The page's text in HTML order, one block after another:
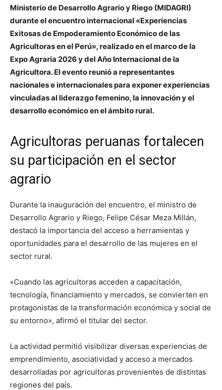
Ministerio de Desarrollo Agrario y Riego (MIDAGRI)
durante el encuentro internacional «Experiencias
Exitosas de Empoderamiento Económico de las
Agricultoras en el Perú», realizado en el marco de la
Expo Agraria 2026 y del Año Internacional de la
Agricultora. El evento reunió a representantes
nacionales e internacionales para exponer experiencias
vinculadas al liderazgo femenino, la innovación y el
desarrollo económico en el ámbito rural.
Agricultoras peruanas fortalecen
su participación en el sector
agrario
Durante la inauguración del encuentro, el ministro de
Desarrollo Agrario y Riego, Felipe César Meza Millán,
destacó la importancia del acceso a herramientas y
oportunidades para el desarrollo de las mujeres en el
sector rural.
«Cuando las agricultoras acceden a capacitación,
tecnología, financiamiento y mercados, se convierten en
protagonistas de la transformación económica y social de
su entorno», afirmó el titular del sector.
La actividad permitió visibilizar diversas experiencias de
emprendimiento, asociatividad y acceso a mercados
desarrolladas por agricultoras provenientes de distintas
regiones del país.